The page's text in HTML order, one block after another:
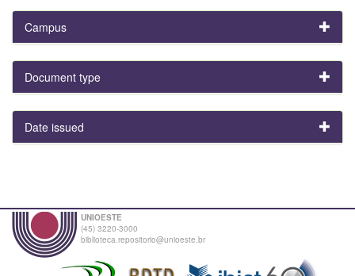
Campus
Document type
Date issued
UNIOESTE
(45) 3220-3000
biblioteca.repositorio@unioeste.br